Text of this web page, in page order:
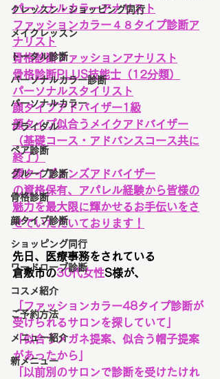
クレッスン・ショッピング同行
メイクレッスン
トータル診断
パーソナルカラー診断
パーソナルカラー
ブライダル
ペア診断
グループ診断
骨格診断
顔タイプ診断
ショッピング同行
ワードローブ診断
コスメ紹介
ご予約方法
メニュー紹介
新メニュー
パーソナルカラーアナリスト
ファッションカラー４８タイプ診断ア
ナリスト
骨格診断ファッションアナリスト
骨格診断PLUS技能士（12分類）
パーソナルスタイリスト
顔タイプアドバイザー1級
顔タイプ似合うメイクアドバイザー
（基礎コース・アドバンスコース共に
終了）
顔タイプメンズアドバイザー
の資格保有、アパレル経験から皆様の
魅力を最大限に輝かせるお手伝いをさ
せていただいております！
先日、医療事務をされている
倉敷市の30代女性S様が、
「ファッションカラー48タイプ診断が
受けられるサロンを探していて」
「似合うメガネ提案、似合う帽子提案
があったから」
「以前別のサロンで診断を受けたけれ